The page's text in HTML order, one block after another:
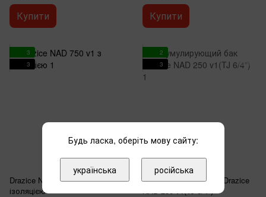
Купити Купити
3
3
Drazice NAD 750 v1 з
ізоляцією
2
3
Аккумулирующий бак Drazice
NAD 250 v1(TJ 6/4")
Будь ласка, оберіть мову сайту:
українська російська